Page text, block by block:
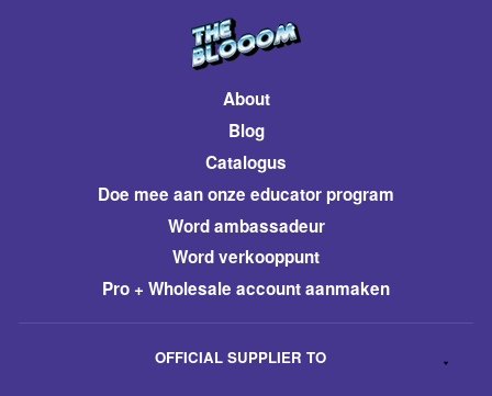
About
Blog
Catalogus
​Doe mee aan onze educator program
Word ambassadeur
​Word verkooppunt
Pro + Wholesale account aanmaken
OFFICIAL SUPPLIER TO